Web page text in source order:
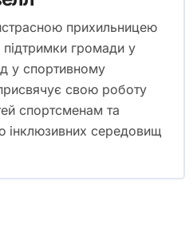
прихильницею
підтримки громади у
у спортивному
свою роботу
спортсменам та
інклюзивних середовищ